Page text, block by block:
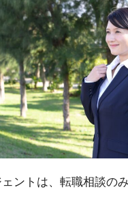
ントは、転職相談の